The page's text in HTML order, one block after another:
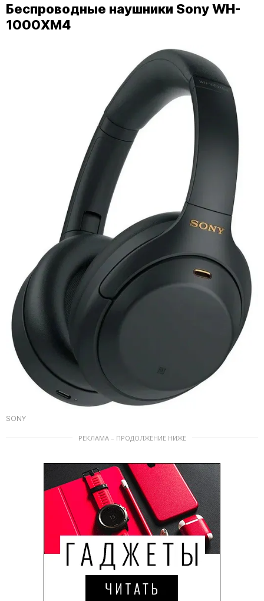
Беспроводные наушники Sony WH-
1000XM4
SONY
РЕКЛАМА – ПРОДОЛЖЕНИЕ НИЖЕ